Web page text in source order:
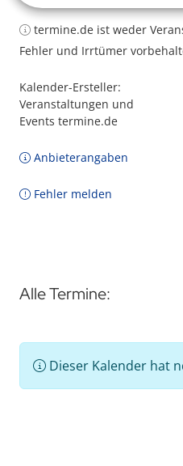
termine.de ist weder
Fehler und Irrtümer
Kalender-Ersteller:
Veranstaltungen und
Events termine.de
Anbieterangaben
Fehler melden
Alle Termine:
Dieser Kalender hat